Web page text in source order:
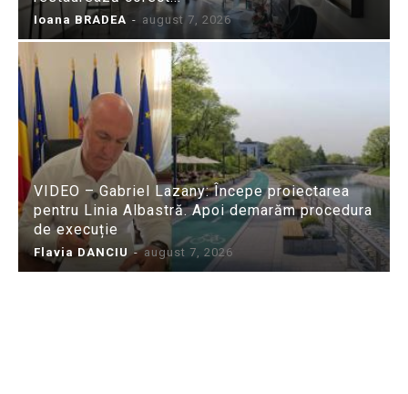
Ioana BRADEA - august 7, 2026
VIDEO – Gabriel Lazany: Începe proiectarea
pentru Linia Albastră. Apoi demarăm procedura
de execuție
Flavia DANCIU - august 7, 2026